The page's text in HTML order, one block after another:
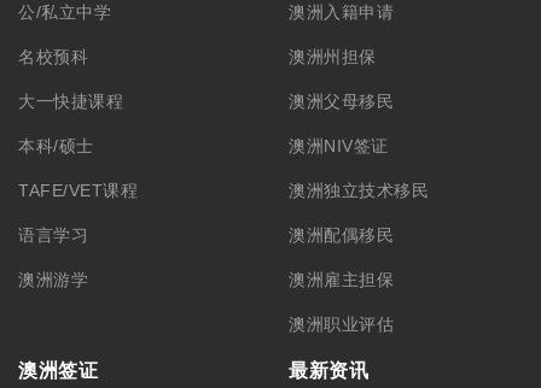
公/私立中学
名校预科
大一快捷课程
本科/硕士
TAFE/VET课程
语言学习
澳洲游学
澳洲入籍申请
澳洲州担保
澳洲父母移民
澳洲NIV签证
澳洲独立技术移民
澳洲配偶移民
澳洲雇主担保
澳洲职业评估
澳洲签证 最新资讯